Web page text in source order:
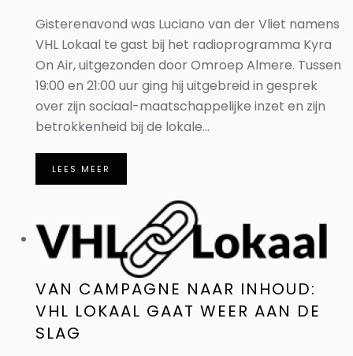
Gisterenavond was Luciano van der Vliet namens
VHL Lokaal te gast bij het radioprogramma Kyra
On Air, uitgezonden door Omroep Almere. Tussen
19:00 en 21:00 uur ging hij uitgebreid in gesprek
over zijn sociaal-maatschappelijke inzet en zijn
betrokkenheid bij de lokale...
LEES MEER
VAN CAMPAGNE NAAR INHOUD:
VHL LOKAAL GAAT WEER AAN DE
SLAG